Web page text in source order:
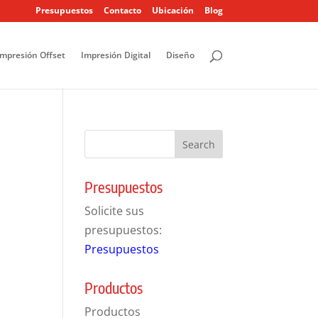
Presupuestos Contacto Ubicación Blog
Offset Impresión Digital Diseño
Presupuestos
Solicite sus
presupuestos:
Presupuestos
Productos
Productos